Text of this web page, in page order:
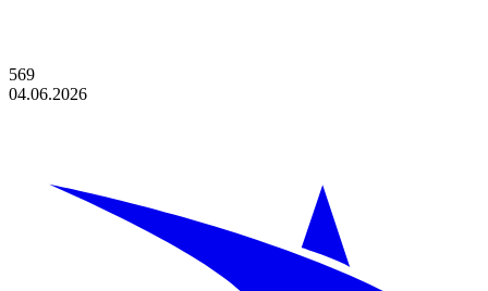
569
04.06.2026